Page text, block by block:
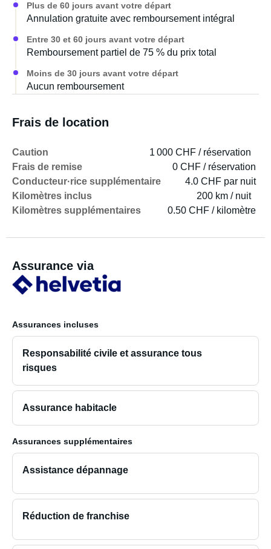
Plus de 60 jours avant votre départ
Annulation gratuite avec remboursement intégral
Entre 30 et 60 jours avant votre départ
Remboursement partiel de 75 % du prix total
Moins de 30 jours avant votre départ
Aucun remboursement
Frais de location
Caution
1 000 CHF / réservation
Frais de remise
0 CHF / réservation
Conducteur·rice supplémentaire
4.0 CHF par nuit
Kilomètres inclus
200 km / nuit
Kilomètres supplémentaires
0.50 CHF / kilomètre
Assurance via
Assurances incluses
Responsabilité civile et assurance tous
risques
Assurance habitacle
Assurances supplémentaires
Assistance dépannage
Réduction de franchise